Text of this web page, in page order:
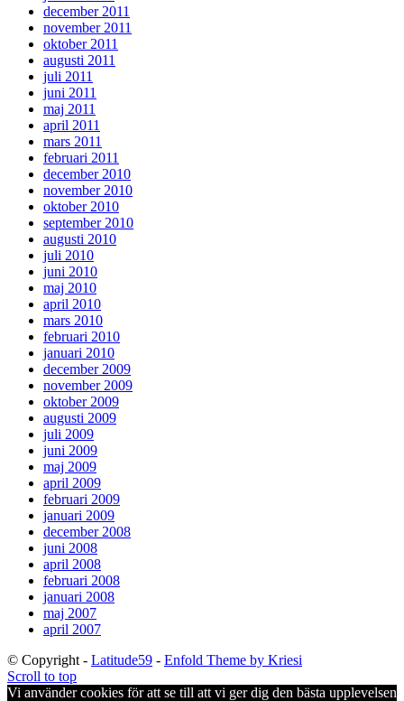
december 2011
november 2011
oktober 2011
augusti 2011
juli 2011
juni 2011
maj 2011
april 2011
mars 2011
februari 2011
december 2010
november 2010
oktober 2010
september 2010
augusti 2010
juli 2010
juni 2010
maj 2010
april 2010
mars 2010
februari 2010
januari 2010
december 2009
november 2009
oktober 2009
augusti 2009
juli 2009
juni 2009
maj 2009
april 2009
februari 2009
januari 2009
december 2008
juni 2008
april 2008
februari 2008
januari 2008
maj 2007
april 2007
© Copyright - Latitude59 - Enfold Theme by Kriesi
Scroll to top
Vi använder cookies för att se till att vi ger dig den bästa upplevelsen